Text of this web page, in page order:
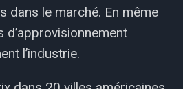
dans le marché. En même
d’approvisionnement
l’industrie.